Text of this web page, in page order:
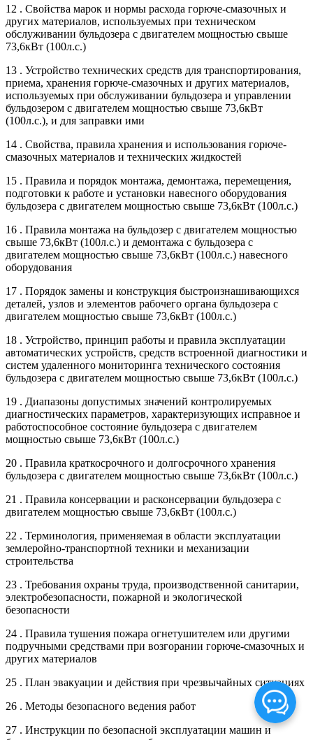
12 . Свойства марок и нормы расхода горюче-смазочных и
других материалов, используемых при техническом
обслуживании бульдозера с двигателем мощностью свыше
73,6кВт (100л.с.)
13 . Устройство технических средств для транспортирования,
приема, хранения горюче-смазочных и других материалов,
используемых при обслуживании бульдозера и управлении
бульдозером с двигателем мощностью свыше 73,6кВт
(100л.с.), и для заправки ими
14 . Свойства, правила хранения и использования горюче-
смазочных материалов и технических жидкостей
15 . Правила и порядок монтажа, демонтажа, перемещения,
подготовки к работе и установки навесного оборудования
бульдозера с двигателем мощностью свыше 73,6кВт (100л.с.)
16 . Правила монтажа на бульдозер с двигателем мощностью
свыше 73,6кВт (100л.с.) и демонтажа с бульдозера с
двигателем мощностью свыше 73,6кВт (100л.с.) навесного
оборудования
17 . Порядок замены и конструкция быстроизнашивающихся
деталей, узлов и элементов рабочего органа бульдозера с
двигателем мощностью свыше 73,6кВт (100л.с.)
18 . Устройство, принцип работы и правила эксплуатации
автоматических устройств, средств встроенной диагностики и
систем удаленного мониторинга технического состояния
бульдозера с двигателем мощностью свыше 73,6кВт (100л.с.)
19 . Диапазоны допустимых значений контролируемых
диагностических параметров, характеризующих исправное и
работоспособное состояние бульдозера с двигателем
мощностью свыше 73,6кВт (100л.с.)
20 . Правила краткосрочного и долгосрочного хранения
бульдозера с двигателем мощностью свыше 73,6кВт (100л.с.)
21 . Правила консервации и расконсервации бульдозера с
двигателем мощностью свыше 73,6кВт (100л.с.)
22 . Терминология, применяемая в области эксплуатации
землеройно-транспортной техники и механизации
строительства
23 . Требования охраны труда, производственной санитарии,
электробезопасности, пожарной и экологической
безопасности
24 . Правила тушения пожара огнетушителем или другими
подручными средствами при возгорании горюче-смазочных и
других материалов
25 . План эвакуации и действия при чрезвычайных ситуациях
26 . Методы безопасного ведения работ
27 . Инструкции по безопасной эксплуатации машин и